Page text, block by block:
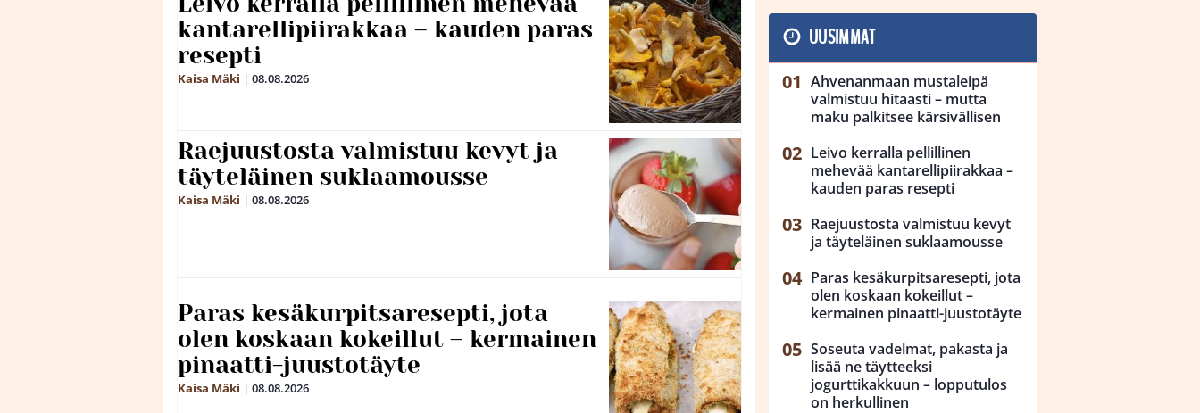
kantarellipiirakkaa – kauden paras
resepti
Kaisa Mäki | 08.08.2026
Raejuustosta valmistuu kevyt ja
täyteläinen suklaamousse
Kaisa Mäki | 08.08.2026
Paras kesäkurpitsaresepti, jota
olen koskaan kokeillut – kermainen
pinaatti-juustotäyte
Kaisa Mäki | 08.08.2026
UUSIMMAT
Ahvenanmaan mustaleipä
valmistuu hitaasti – mutta
maku palkitsee kärsivällisen
Leivo kerralla pellillinen
mehevää kantarellipiirakkaa –
kauden paras resepti
Raejuustosta valmistuu kevyt
ja täyteläinen suklaamousse
Paras kesäkurpitsaresepti, jota
olen koskaan kokeillut –
kermainen pinaatti-juustotäyte
Soseuta vadelmat, pakasta ja
lisää ne täytteeksi
jogurttikakkuun – lopputulos
on herkullinen